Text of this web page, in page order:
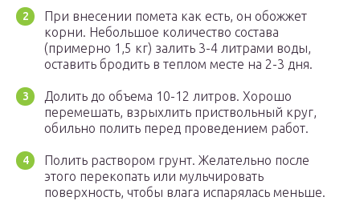
При внесении помета как есть, он обожжет
корни. Небольшое количество состава
(примерно 1,5 кг) залить 3-4 литрами воды,
оставить бродить в теплом месте на 2-3 дня.
Долить до объема 10-12 литров. Хорошо
перемешать, взрыхлить приствольный круг,
обильно полить перед проведением работ.
Полить раствором грунт. Желательно после
этого перекопать или мульчировать
поверхность, чтобы влага испарялась меньше.